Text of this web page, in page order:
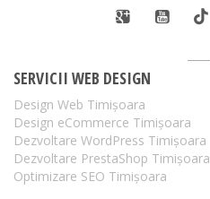
SERVICII WEB DESIGN
Design Web Timișoara
Design eCommerce Timișoara
Dezvoltare WordPress Timișoara
Dezvoltare PrestaShop Timișoara
Optimizare SEO Timișoara